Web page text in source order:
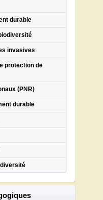
durable
invasives
protection de
(PNR)
durable